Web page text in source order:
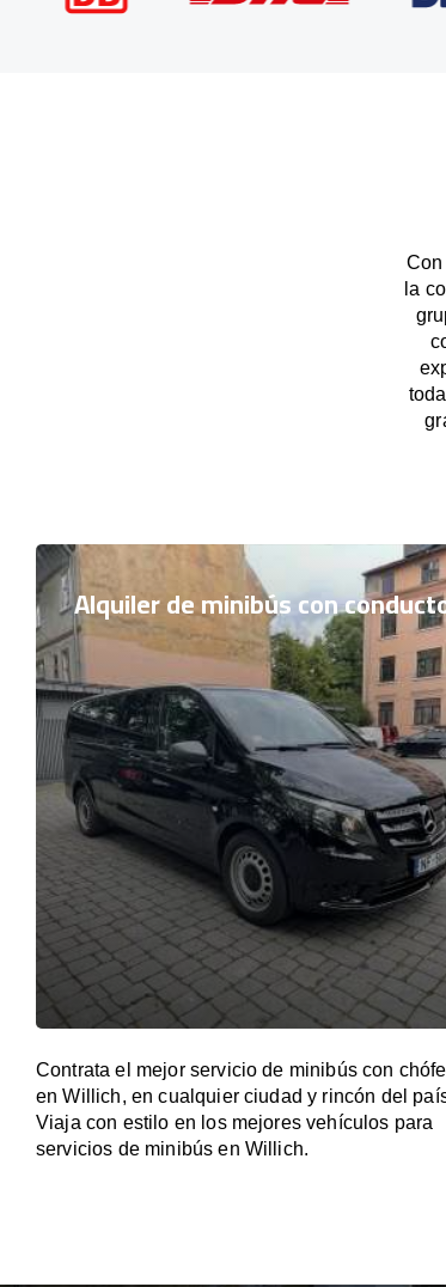
la
Alquiler de minibús con
Contrata el mejor servicio de minibús con
en Willich, en cualquier ciudad y rincón del
Viaja con estilo en los mejores vehículos para
servicios de minibús en Willich.